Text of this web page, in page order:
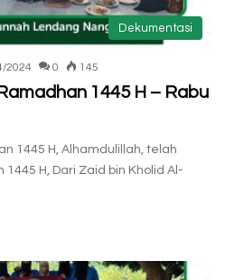
Dekumentasi
2024 0 145
1445 H – Rabu
1445 H, Alhamdulillah, telah
H, Dari Zaid bin Kholid Al-